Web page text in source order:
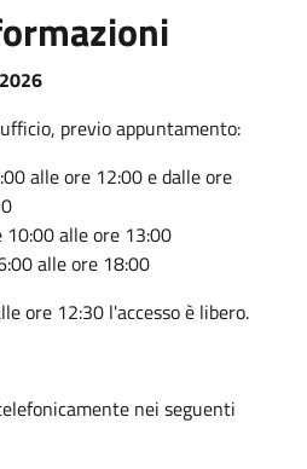
previo appuntamento:
alle ore 12:00 e dalle ore
10:00 alle ore 13:00
alle ore 18:00
ore 12:30 l'accesso è libero.
nei seguenti